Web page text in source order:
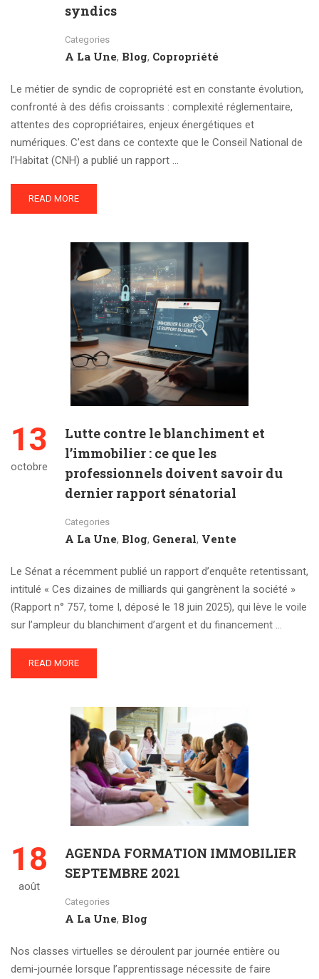
syndics
Categories
A La Une, Blog, Copropriété
Le métier de syndic de copropriété est en constante évolution,
confronté à des défis croissants : complexité réglementaire,
attentes des copropriétaires, enjeux énergétiques et
numériques. C’est dans ce contexte que le Conseil National de
l’Habitat (CNH) a publié un rapport …
READ MORE
13
octobre
Lutte contre le blanchiment et
l’immobilier : ce que les
professionnels doivent savoir du
dernier rapport sénatorial
Categories
A La Une, Blog, General, Vente
Le Sénat a récemment publié un rapport d’enquête retentissant,
intitulé « Ces dizaines de milliards qui gangrènent la société »
(Rapport n° 757, tome I, déposé le 18 juin 2025), qui lève le voile
sur l’ampleur du blanchiment d’argent et du financement …
READ MORE
18
août
AGENDA FORMATION IMMOBILIER
SEPTEMBRE 2021
Categories
A La Une, Blog
Nos classes virtuelles se déroulent par journée entière ou
demi-journée lorsque l’apprentissage nécessite de faire